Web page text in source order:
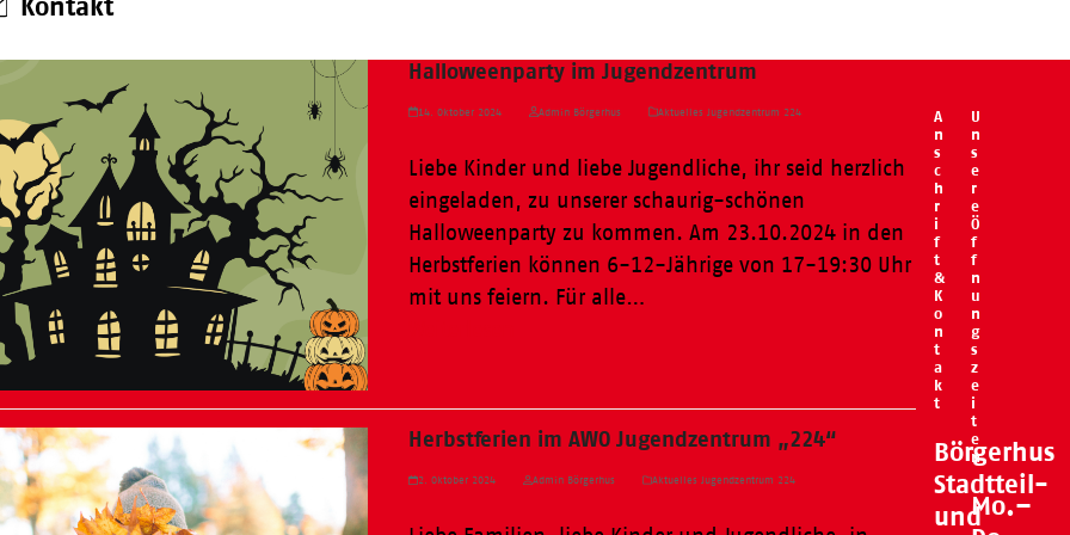
Kontakt
Halloweenparty im Jugendzentrum
14. Oktober 2024 Admin Börgerhus Aktuelles Jugendzentrum 224
Liebe Kinder und liebe Jugendliche, ihr seid herzlich
eingeladen, zu unserer schaurig-schönen
Halloweenparty zu kommen. Am 23.10.2024 in den
Herbstferien können 6-12-Jährige von 17-19:30 Uhr
mit uns feiern. Für alle…
Herbstferien im AWO Jugendzentrum „224“
2. Oktober 2024 Admin Börgerhus Aktuelles Jugendzentrum 224
A
n
s
c
h
r
i
f
t
&
K
o
n
t
a
k
t
Börgerhus
Stadtteil-
und
U
n
s
e
r
e
Ö
f
f
n
u
n
g
s
z
e
i
t
e
n
Mo.–